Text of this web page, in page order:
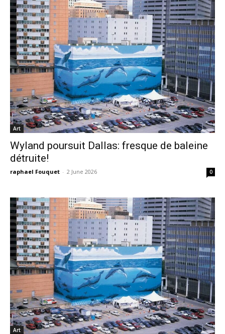
Art
Wyland poursuit Dallas: fresque de baleine
détruite!
raphael Fouquet - 2 June 2026 0
Art